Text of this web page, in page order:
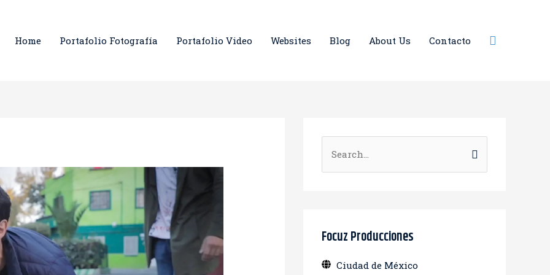
Home Portafolio Fotografía Portafolio Video Websites Blog About Us Contacto Buscar
u
a
:
Focuz Producciones
Ciudad de México